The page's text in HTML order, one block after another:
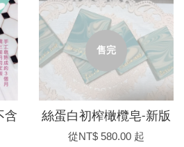
含
售完
絲蛋白初榨橄欖皂-新版
從NT$ 580.00 起